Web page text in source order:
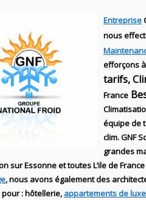
Entreprise
nous
efforçons
tarifs,
France
équipe de
clim.GNF
grandes
sur Essonne et toutes L’ile de
, nous avons également des
pour : hôtellerie, appartements de